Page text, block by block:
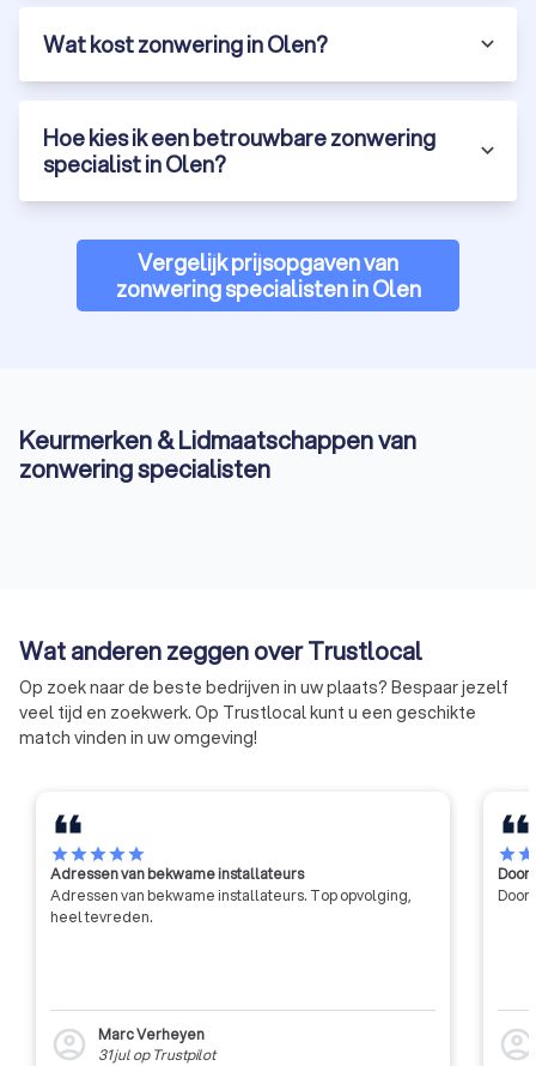
Wat kost zonwering in Olen?
Hoe kies ik een betrouwbare zonwering
specialist in Olen?
Vergelijk prijsopgaven van
zonwering specialisten in Olen
Keurmerken & Lidmaatschappen van
zonwering specialisten
Wat anderen zeggen over Trustlocal
Op zoek naar de beste bedrijven in uw plaats? Bespaar jezelf
veel tijd en zoekwerk. Op Trustlocal kunt u een geschikte
match vinden in uw omgeving!
starstarstarstarstar
Adressen van bekwame installateurs
Adressen van bekwame installateurs. Top opvolging,
heel tevreden.
account_circle
Marc Verheyen
31 julop Trustpilot
starstar
Door
Door
account_circle